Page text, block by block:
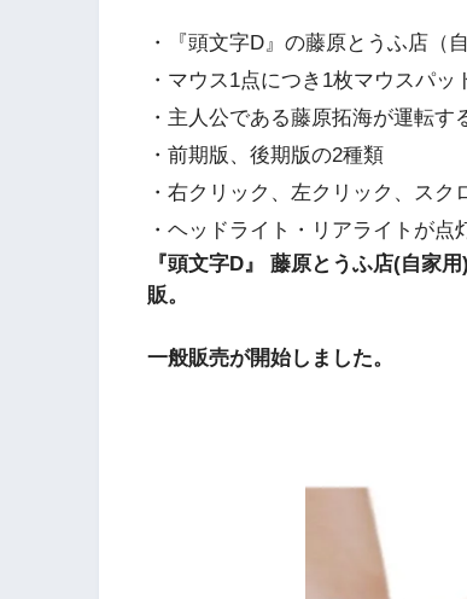
・『頭文字D』の藤原とうふ店（
・マウス1点につき1枚マウスパ
・主人公である藤原拓海が運転
・前期版、後期版の2種類
・右クリック、左クリック、ス
・ヘッドライト・リアライトが点
『頭文字D』 藤原とうふ店(自家
販。
一般販売が開始しました。